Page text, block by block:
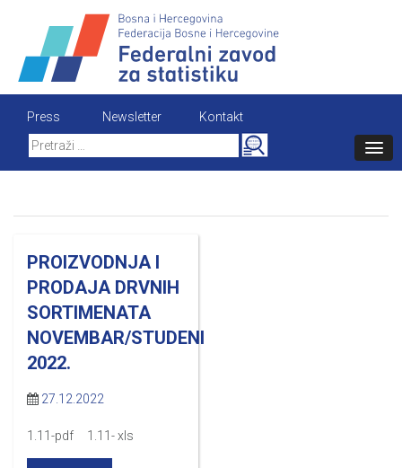
content
Press Newsletter
Kontakt
Search
for:
PROIZVODNJA I
PRODAJA DRVNIH
SORTIMENATA
NOVEMBAR/STUDENI
2022.
27.12.2022
1.11-pdf 1.11- xls